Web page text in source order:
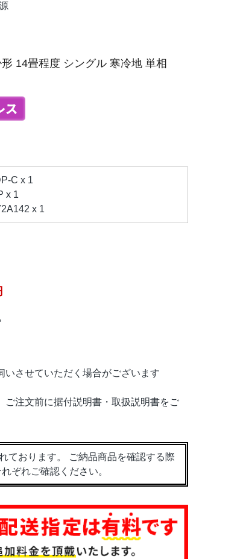
14畳程度 シングル 寒冷地 単相
C x 1
x 1
x 1
させていただく場合がございます
注文前に据付説明書・取扱説明書をご
ております。 ご納品商品を確認する際
れぞれご確認ください。